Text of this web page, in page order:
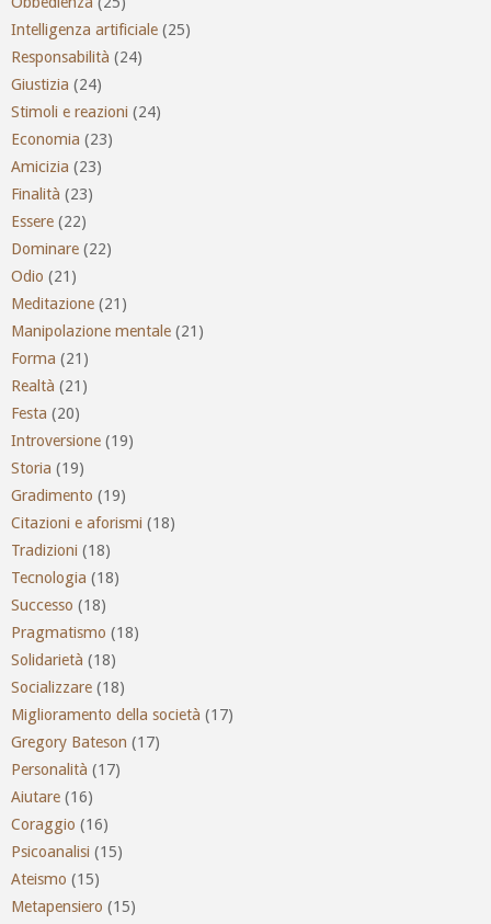
Intelligenza artificiale (25)
Responsabilità (24)
Giustizia (24)
Stimoli e reazioni (24)
Economia (23)
Amicizia (23)
Finalità (23)
Essere (22)
Dominare (22)
Odio (21)
Meditazione (21)
Manipolazione mentale (21)
Forma (21)
Realtà (21)
Festa (20)
Introversione (19)
Storia (19)
Gradimento (19)
Citazioni e aforismi (18)
Tradizioni (18)
Tecnologia (18)
Successo (18)
Pragmatismo (18)
Solidarietà (18)
Socializzare (18)
Miglioramento della società (17)
Gregory Bateson (17)
Personalità (17)
Aiutare (16)
Coraggio (16)
Psicoanalisi (15)
Ateismo (15)
Metapensiero (15)